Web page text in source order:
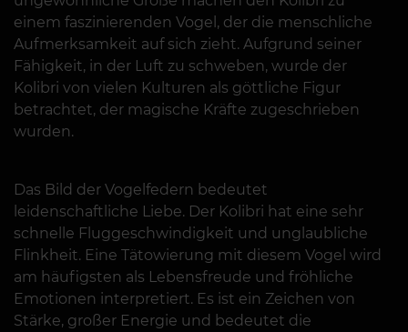
einem faszinierenden Vogel, der die menschliche
Aufmerksamkeit auf sich zieht. Aufgrund seiner
Fähigkeit, in der Luft zu schweben, wurde der
Kolibri von vielen Kulturen als göttliche Figur
betrachtet, der magische Kräfte zugeschrieben
wurden.
Das Bild der Vogelfedern bedeutet
leidenschaftliche Liebe. Der Kolibri hat eine sehr
schnelle Fluggeschwindigkeit und unglaubliche
Flinkheit. Eine Tätowierung mit diesem Vogel wird
am häufigsten als Lebensfreude und fröhliche
Emotionen interpretiert. Es ist ein Zeichen von
Stärke, großer Energie und bedeutet die